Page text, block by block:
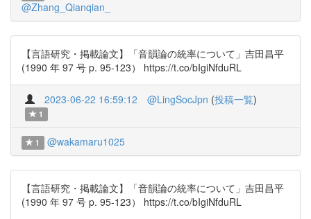
@Zhang_Qianqian_
【言語研究・掲載論文】「音韻論の統率について」吉田昌平
(1990 年 97 号 p. 95-123） https://t.co/bIgiNfduRL
2023-06-22 16:59:12 @LingSocJpn (投稿一覧)
1
1 @wakamaru1025
【言語研究・掲載論文】「音韻論の統率について」吉田昌平
(1990 年 97 号 p. 95-123） https://t.co/bIgiNfduRL